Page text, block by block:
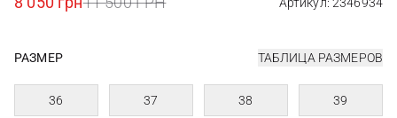
РАЗМЕР ТАБЛИЦА РАЗМЕРОВ
36 37 38 39